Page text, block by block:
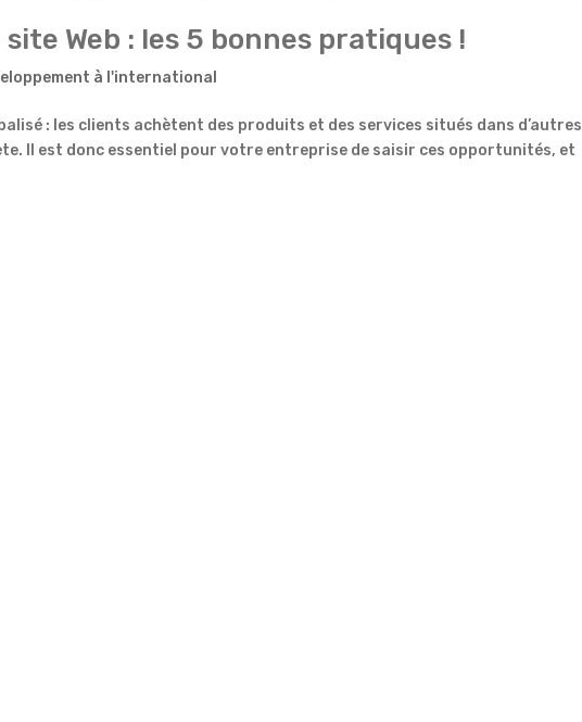
Web : les 5 bonnes pratiques !
à l'international
: les clients achètent des produits et des services situés dans d’autres
Il est donc essentiel pour votre entreprise de saisir ces opportunités, et